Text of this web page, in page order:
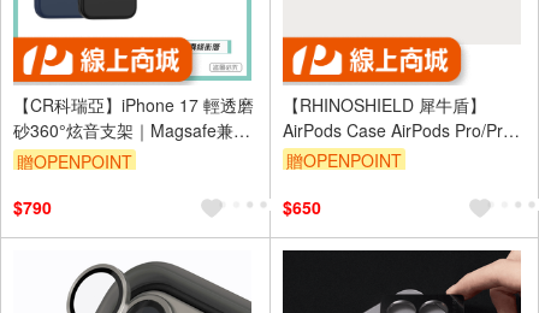
【CR科瑞亞】iPhone 17 輕透磨
砂360°炫音支架｜Magsafe兼容
防摔保護殼-黑色/深海藍
贈OPENPOINT
$790
【RHINOSHIELD 犀牛盾】
AirPods Case AirPods Pro/Pro
2/3/4-黑/灰/透明
贈OPENPOINT
$650